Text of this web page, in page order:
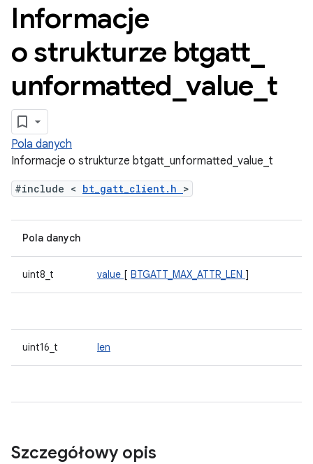
Informacje
o strukturze btgatt
unformatted value t
Pola danych
Informacje o strukturze btgatt_unformatted_value_t
#include < bt_gatt_client.h >
Pola danych
uint8_t value [ BTGATT_MAX_ATTR_LEN ]
uint16_t len
Szczegółowy opis